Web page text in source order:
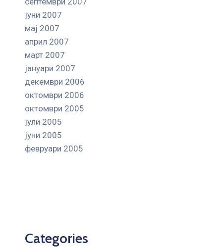
јуни 2007
мај 2007
април 2007
март 2007
јануари 2007
декември 2006
октомври 2006
октомври 2005
јули 2005
јуни 2005
февруари 2005
Categories